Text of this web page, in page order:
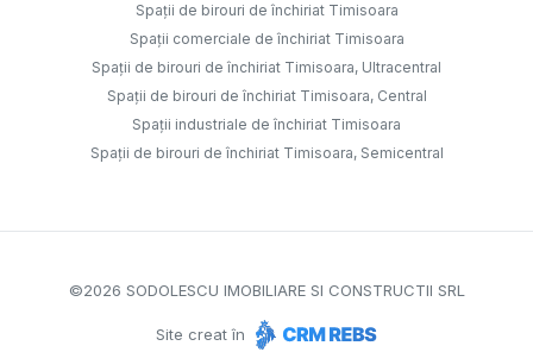
Spații de birouri de închiriat Timisoara
Spații comerciale de închiriat Timisoara
Spații de birouri de închiriat Timisoara, Ultracentral
Spații de birouri de închiriat Timisoara, Central
Spații industriale de închiriat Timisoara
Spații de birouri de închiriat Timisoara, Semicentral
©2026 SODOLESCU IMOBILIARE SI CONSTRUCTII SRL
Site creat în